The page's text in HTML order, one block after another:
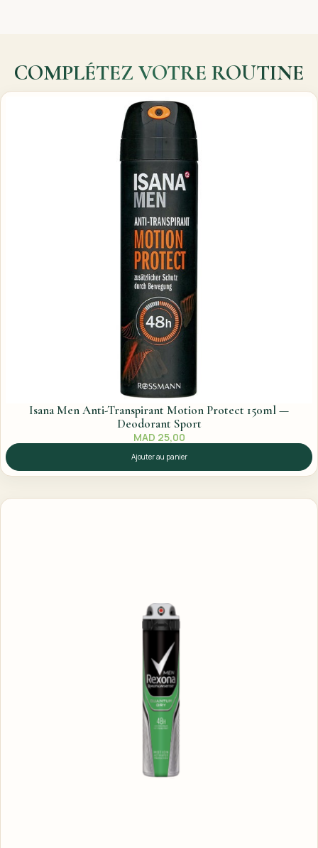
COMPLÉTEZ VOTRE ROUTINE
Isana Men Anti-Transpirant Motion Protect 150ml —
Deodorant Sport
MAD 25,00
Ajouter au panier